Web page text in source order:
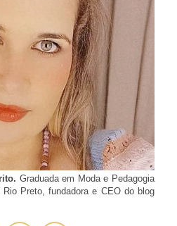
Graduada em Moda e Pedagogia
Preto, fundadora e CEO do blog